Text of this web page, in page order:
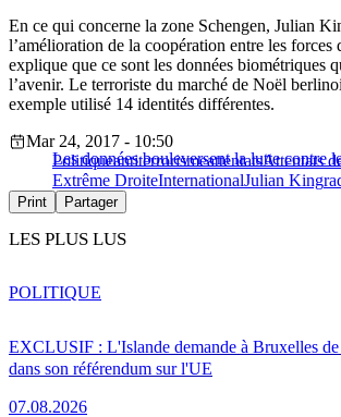
En ce qui concerne la zone Schengen, Julian
l’amélioration de la coopération entre les forces
explique que ce sont les données biométriques
l’avenir. Le terroriste du marché de Noël
exemple utilisé 14 identités différentes.
Les données bouleversent la lutte contre
Mar 24, 2017 - 10:50
PolitiqueantiterrorismeattentatsAttentats
Extrême DroiteInternationalJulian King
Print Partager
LES PLUS LUS
EXCLUSIF : L'Islande demande à Bruxelles de
dans son référendum sur l'UE
07.08.2026
POLITIQUE